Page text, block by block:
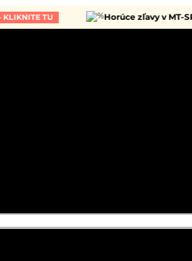
TU Horúce zľavy v MT-SPORT